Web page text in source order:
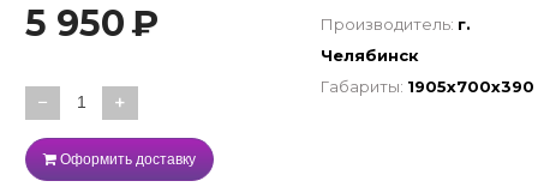
5 950₽
− +
Оформить доставку
Производитель: г.
Челябинск
Габариты: 1905х700х390